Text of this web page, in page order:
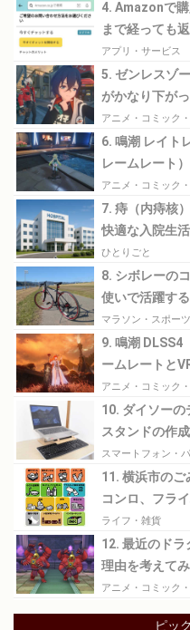
4. Amazonで
まで経っても
アプリ・サービス
5. ゼンレスゾ
がかなり下が
てみる
アニメ・コミック
6. 鳴潮 レイト
レームレート
アニメ・コミック
7. 痔（内痔核
快適な入院生
ひとりごと
8. シボレーの
使いで活躍す
マラソン・スポーツ
9. 鳴潮 DLSS4
ームレートと
アニメ・コミック
10. ダイソーの
スタンドの作成
スマートフォン・
11. 横浜市のご
コンロ、フラ
ライフ・雑貨
12. 最近のド
理由を考えて
アニメ・コミック
ピッ